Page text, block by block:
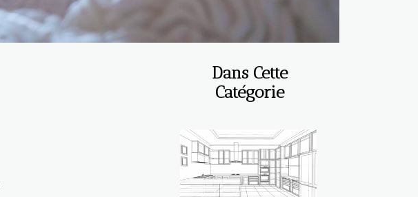
Dans Cette
Catégorie